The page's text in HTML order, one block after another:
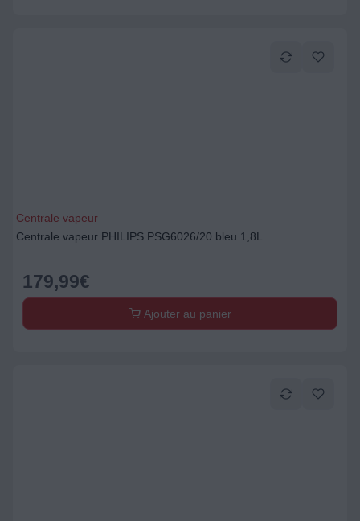
Centrale vapeur
Centrale vapeur PHILIPS PSG6026/20 bleu 1,8L
179,99€
Ajouter au panier